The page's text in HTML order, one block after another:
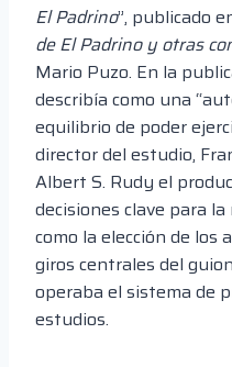
El Padrino”, publicado
de El Padrino y otras
Mario Puzo. En la
describía como una
equilibrio de poder
director del estudio,
Albert S. Rudy el
decisiones clave para
como la elección de los
giros centrales del
operaba el sistema de
estudios.